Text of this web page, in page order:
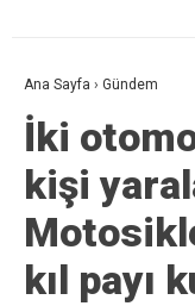
Ana Sayfa › Gündem
İki
kişi
kıl payı